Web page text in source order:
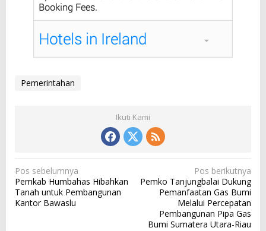
Pemerintahan
Ikuti Kami
N
a
v
Pos sebelumnya
Pemkab Humbahas Hibahkan
Tanah untuk Pembangunan
Kantor Bawaslu
Pos berikutnya
Pemko Tanjungbalai Dukung
Pemanfaatan Gas Bumi
Melalui Percepatan
Pembangunan Pipa Gas
Bumi Sumatera Utara-Riau